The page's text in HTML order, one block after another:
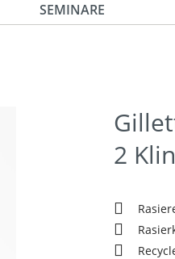
SEMINARE
2